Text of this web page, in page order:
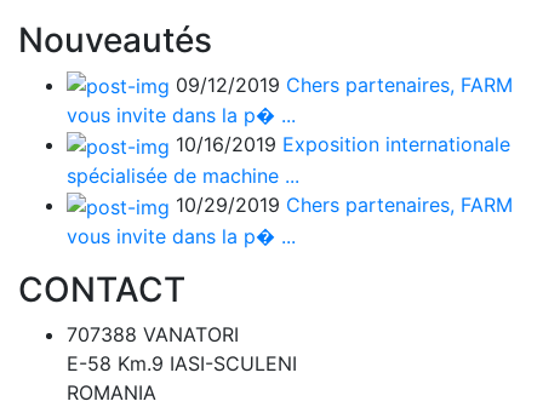
Nouveautés
09/12/2019 Chers partenaires, FARM
vous invite dans la p� ...
10/16/2019 Exposition internationale
spécialisée de machine ...
10/29/2019 Chers partenaires, FARM
vous invite dans la p� ...
CONTACT
707388 VANATORI
E-58 Km.9 IASI-SCULENI
ROMANIA